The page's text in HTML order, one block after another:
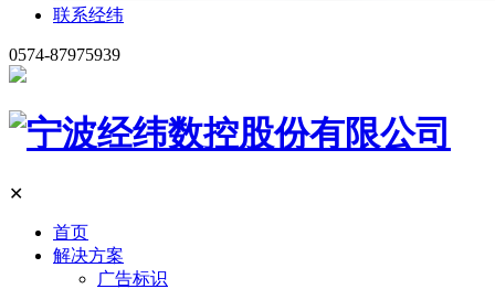
联系经纬
0574-87975939
✕
首页
解决方案
广告标识